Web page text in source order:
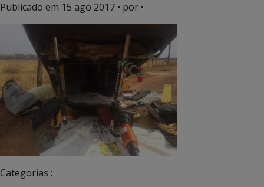
Publicado em 15 ago 2017 • por •
Categorias :